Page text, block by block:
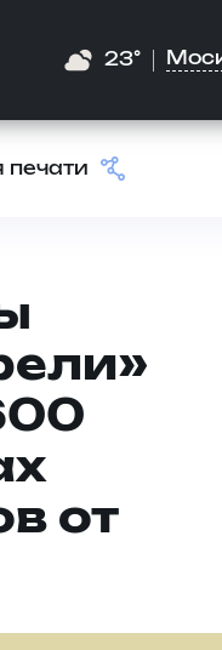
23°
печати
от